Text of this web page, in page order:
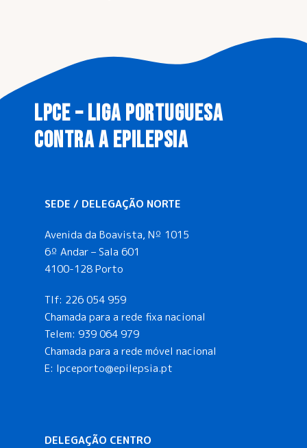
LPCE – LIGA PORTUGUESA
CONTRA A EPILEPSIA
SEDE / DELEGAÇÃO NORTE
Avenida da Boavista, Nº 1015
6º Andar – Sala 601
4100-128 Porto
Tlf: 226 054 959
Chamada para a rede fixa nacional
Telem: 939 064 979
Chamada para a rede móvel nacional
E: lpceporto@epilepsia.pt
DELEGAÇÃO CENTRO